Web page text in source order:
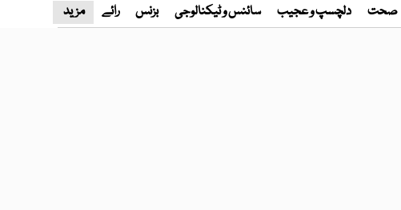
صحت دلچسپ و عجیب سائنس و ٹیکنالوجی بزنس رائے مزید